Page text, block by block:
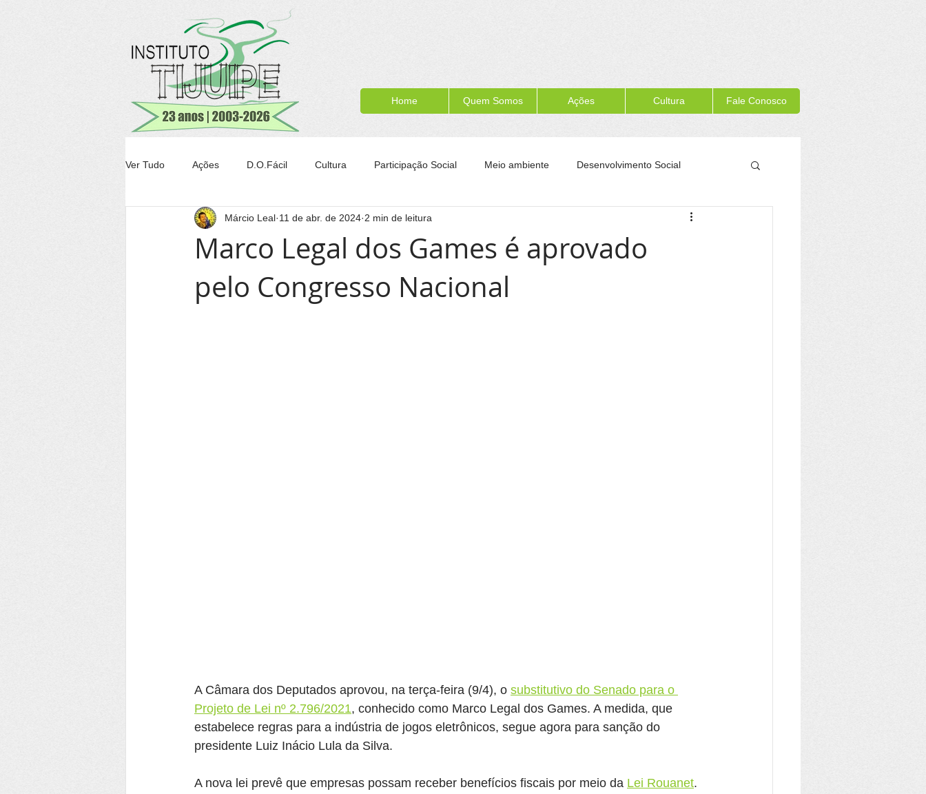
Home Quem Somos Ações Cultura Fale Conosco
Ver Tudo Ações D.O.Fácil Cultura Participação Social Meio ambiente Desenvolvimento Social
Agricultura Transparência Tijuípe Formação para a cidadania Memória Itacaré
Marco Legal dos Games é aprovado
pelo Congresso Nacional
Márcio Leal 11 de abr. de 2024 2 min de leitura
A Câmara dos Deputados aprovou, na terça-feira (9/4), o substitutivo do Senado para o
Projeto de Lei nº 2.796/2021, conhecido como Marco Legal dos Games. A medida, que
estabelece regras para a indústria de jogos eletrônicos, segue agora para sanção do
presidente Luiz Inácio Lula da Silva.
A nova lei prevê que empresas possam receber benefícios fiscais por meio da Lei Rouanet.